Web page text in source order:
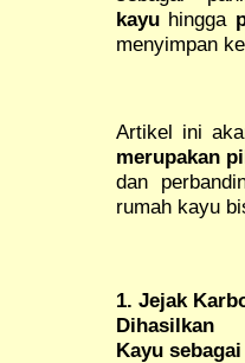
kayu hingga
menyimpan
Artikel ini
merupakan
dan
rumah kayu
1. Jejak
Dihasilkan
Kayu